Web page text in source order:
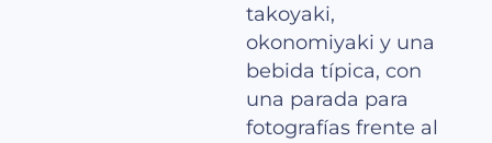
takoyaki,
okonomiyaki y una
bebida típica, con
una parada para
fotografías frente al